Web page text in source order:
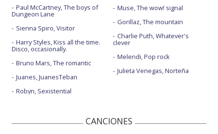
The best - con letra
Vodka cranberry - con letra
Vodka cranberry - MTV VMAs 2025
Paul McCartney, The boys of
Dungeon Lane
Sienna Spiro, Visitor
Harry Styles, Kiss all the time.
Disco, occasionally.
Bruno Mars, The romantic
Juanes, JuanesTeban
Robyn, Sexistential
Muse, The wow! signal
Gorillaz, The mountain
Charlie Puth, Whatever's
clever
Melendi, Pop rock
Julieta Venegas, Norteña
CANCIONES